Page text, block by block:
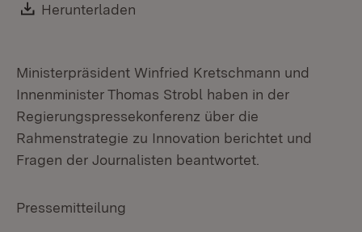
Download:
Herunterladen
Ministerpräsident Winfried Kretschmann und
Innenminister Thomas Strobl haben in der
Regierungspressekonferenz über die
Rahmenstrategie zu Innovation berichtet und
Fragen der Journalisten beantwortet.
Pressemitteilung